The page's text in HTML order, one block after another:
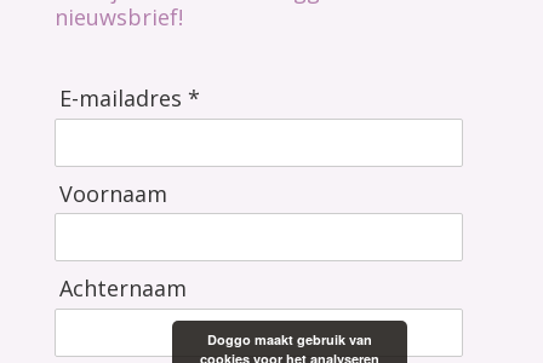
nieuwsbrief!
E-mailadres *
Voornaam
Achternaam
Doggo maakt gebruik van
cookies voor het analyseren